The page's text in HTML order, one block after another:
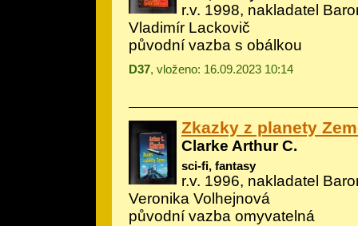
r.v. 1998, nakladatel
Vladimír Lackovič
původní vazba s obálkou
D37, vloženo: 16.09.2023 10:14
Zkazky z planety
Clarke Arthur C.
sci-fi, fantasy
r.v. 1996, nakladatel
Veronika Volhejnová
původní vazba omyvatelná